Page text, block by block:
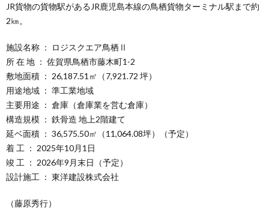
JR貨物の貨物駅があるJR鹿児島本線の鳥栖貨物ターミナル駅まで約
2㎞。
施設名称 ： ロジスクエア鳥栖Ⅱ
所 在 地 ： 佐賀県鳥栖市藤木町1-2
敷地面積 ： 26,187.51㎡（7,921.72 坪）
用途地域 ： 準工業地域
主要用途 ： 倉庫（倉庫業を営む倉庫）
構造規模 ： 鉄骨造 地上2階建て
延ベ面積 ： 36,575.50㎡（11,064.08坪）（予定）
着 工 ： 2025年10月1日
竣 工 ： 2026年9月末日（予定）
設計施工 ： 東洋建設株式会社
（藤原秀行）